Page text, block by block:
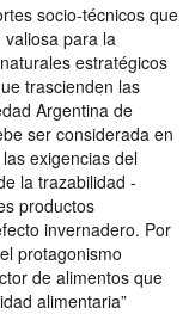
socio-técnicos que
para la
estratégicos
trascienden las
Argentina de
ser considerada en
exigencias del
la trazabilidad -
productos
invernadero. Por
protagonismo
de alimentos que
alimentaria”